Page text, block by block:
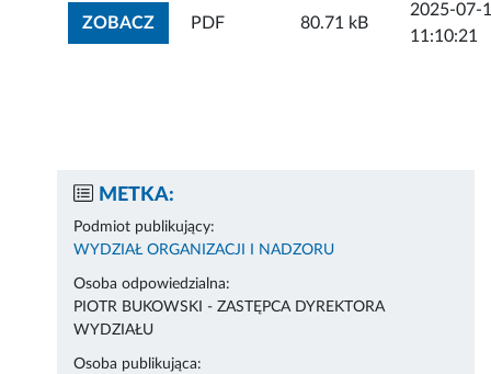
ZOBACZZOBACZ ZAŁĄCZNIK
PDF 80.71 kB
2025-07-
11:10:21
METKA:
Podmiot publikujący:
WYDZIAŁ ORGANIZACJI I NADZORU
Osoba odpowiedzialna:
PIOTR BUKOWSKI - ZASTĘPCA DYREKTORA
WYDZIAŁU
Osoba publikująca: